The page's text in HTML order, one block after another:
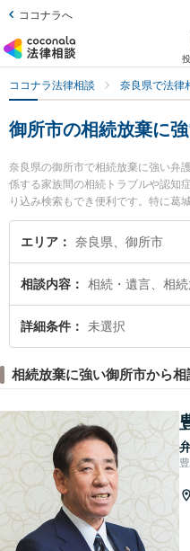
ココナラへ
ココナラ法律相談 奈良県で法律
御所市の相続放棄に
奈良県の御所市で相続放棄に強い弁
係する家族間の相続トラブルや認知
り込み検索もでき便利です。特に葛
フィール情報や弁護士費用、強みな
夜間に発生した相続放棄のトラブル
の相談者さんにおすすめです。
エリア 奈良県、御所市
相談内容 相続・遺言、相
詳細条件 未選択
相続放棄に強い御所市から